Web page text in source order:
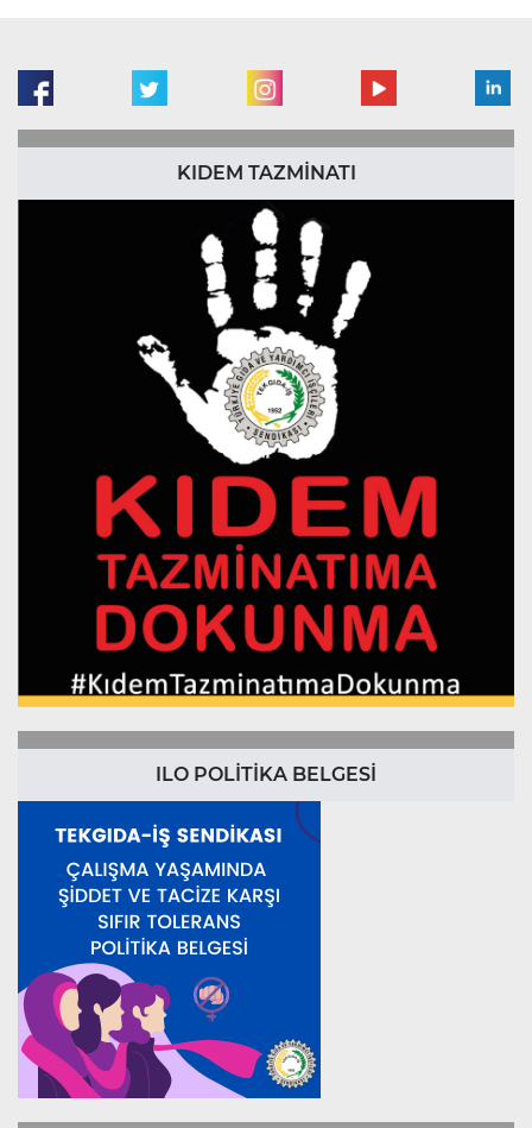
KIDEM TAZMİNATI
ILO POLİTİKA BELGESİ